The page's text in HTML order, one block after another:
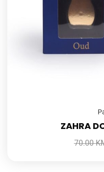
ZAHRA
70.00